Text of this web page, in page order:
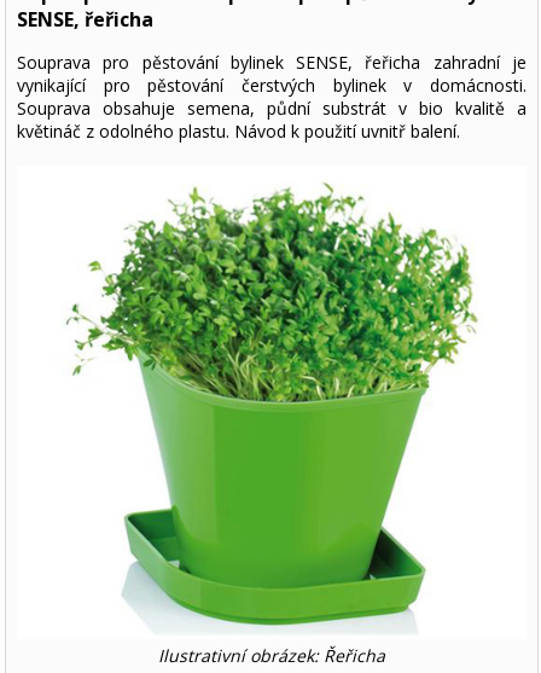
SENSE, řeřicha
Souprava pro pěstování bylinek SENSE, řeřicha zahradní je
vynikající pro pěstování čerstvých bylinek v domácnosti.
Souprava obsahuje semena, půdní substrát v bio kvalitě a
květináč z odolného plastu. Návod k použití uvnitř balení.
Ilustrativní obrázek: Řeřicha